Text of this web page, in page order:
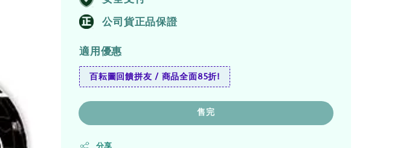
公司貨正品保證
適用優惠
百耘圖回饋拼友 / 商品全面85折!
售完
分享